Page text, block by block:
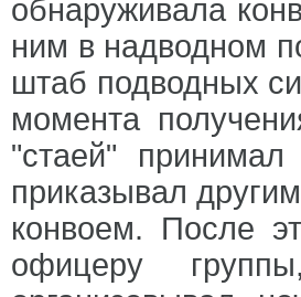
обнаруживала
ним в надводном
штаб подводных
момента
"стаей"
приказывал
конвоем. После
офицеру